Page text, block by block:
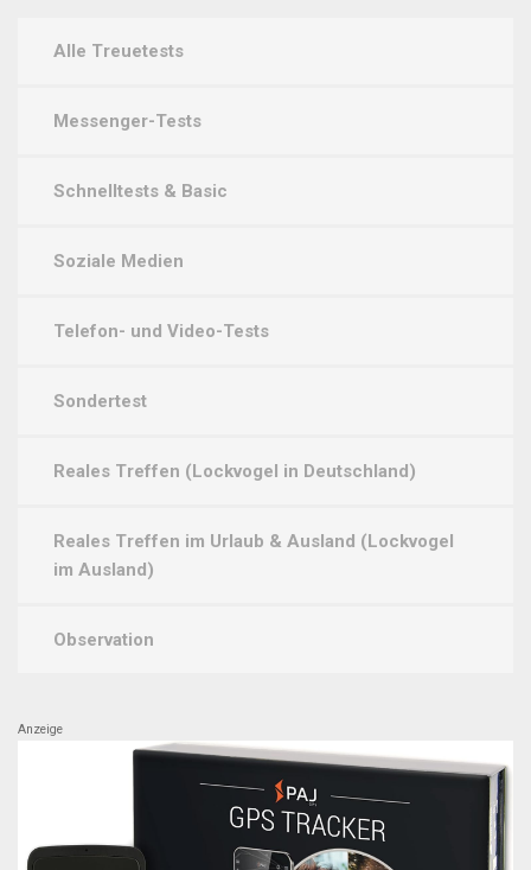
Alle Treuetests
Messenger-Tests
Schnelltests & Basic
Soziale Medien
Telefon- und Video-Tests
Sondertest
Reales Treffen (Lockvogel in Deutschland)
Reales Treffen im Urlaub & Ausland (Lockvogel
im Ausland)
Observation
Anzeige